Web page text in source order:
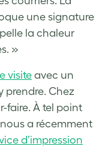
une signature
la chaleur
»
visite avec un
prendre. Chez
faire. À tel point
a récemment
d’impression